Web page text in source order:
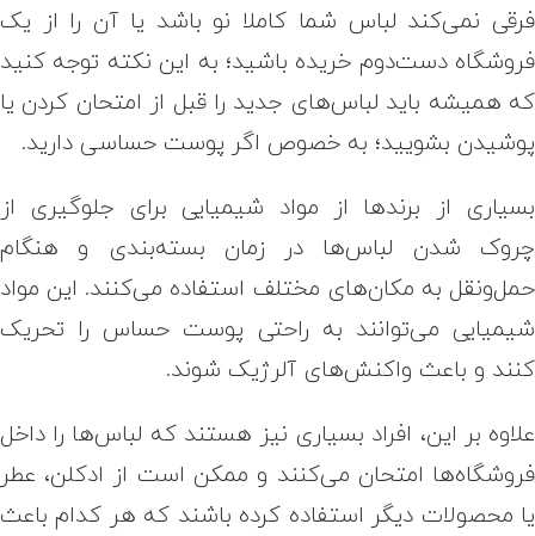
فرقی نمی‌کند لباس شما کاملا نو باشد یا آن را از یک
فروشگاه دست‌دوم خریده باشید؛ به این نکته توجه کنید
که همیشه باید لباس‌های جدید را قبل از امتحان کردن یا
پوشیدن بشویید؛ به خصوص اگر پوست حساسی دارید.
بسیاری از برندها از مواد شیمیایی برای جلوگیری از
چروک شدن لباس‌ها در زمان بسته‌بندی و هنگام
حمل‌ونقل به مکان‌های مختلف استفاده می‌کنند. این مواد
شیمیایی می‌توانند به راحتی پوست حساس را تحریک
کنند و باعث واکنش‌های آلرژیک شوند.
علاوه بر این، افراد بسیاری نیز هستند که لباس‌ها را داخل
فروشگاه‌ها امتحان می‌کنند و ممکن است از ادکلن، عطر
یا محصولات دیگر استفاده کرده باشند که هر کدام باعث